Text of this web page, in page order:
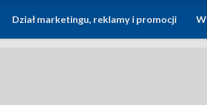
Dział marketingu, reklamy i promocji